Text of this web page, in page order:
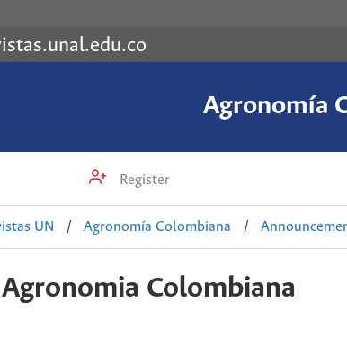
Agronomía
Register
UN / Agronomía Colombiana /
Colombiana